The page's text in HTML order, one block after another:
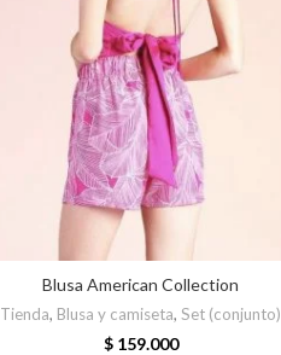
Blusa American Collection
Tienda, Blusa y camiseta, Set (conjunto)
$159.000